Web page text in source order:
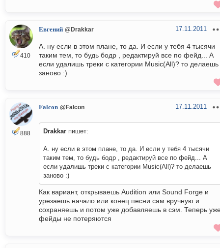
410
Евгений @Drakkar 17.11.2011
А. ну если в этом плане, то да. И если у тебя 4 тысячи
таким тем, то будь бодр , редактируй все по фейд... А
если удалишь треки с категории Music(All)? то делаешь
заново :)
888
Falcon @Falcon 17.11.2011
Drakkar пишет:
А. ну если в этом плане, то да. И если у тебя 4 тысячи
таким тем, то будь бодр , редактируй все по фейд... А
если удалишь треки с категории Music(All)? то делаешь
заново :)
Как вариант, открываешь Audition или Sound Forge и
урезаешь начало или конец песни сам вручную и
сохраняешь и потом уже добавляешь в сэм. Теперь
фейды не потеряются